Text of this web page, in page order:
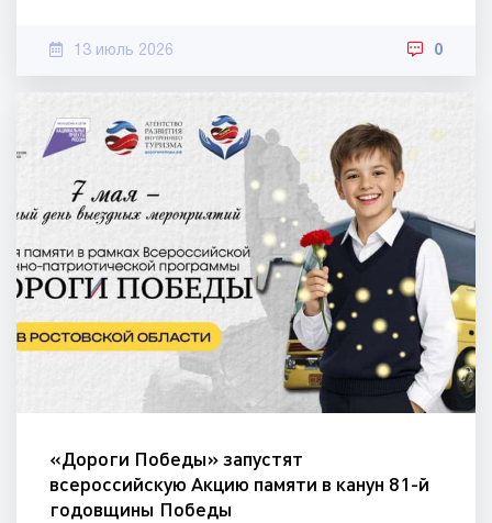
13 июль 2026 0
«Дороги Победы» запустят
всероссийскую Акцию памяти в канун 81-й
годовщины Победы